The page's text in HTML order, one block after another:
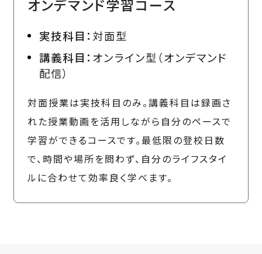
オンデマンド学習コース
実技科目： 対面型
講義科目： オンライン型（オンデマンド
配信）
対面授業は実技科目のみ。講義科目は録画さ
れた授業動画を活用しながら自分のペースで
学習ができるコースです。最低限の登校日数
で、時間や場所を問わず、自分のライフスタイ
ルに合わせて効率良く学べます。